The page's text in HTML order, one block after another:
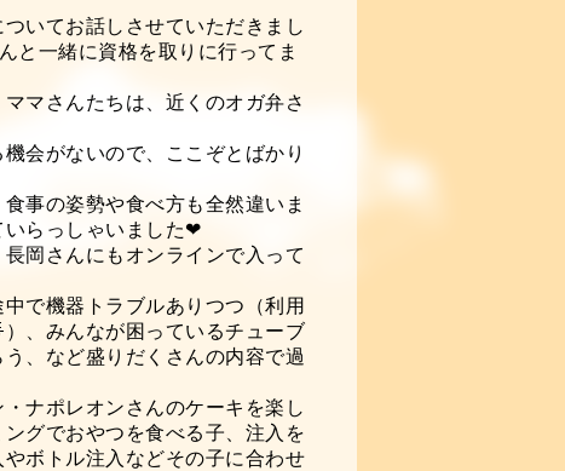
いてお話しさせていただきまし
と一緒に資格を取りに行ってま
マさんたちは、近くのオガ弁さ
会がないので、ここぞとばかり
事の姿勢や食べ方も全然違いま
いらっしゃいました❤
岡さんにもオンラインで入って
で機器トラブルありつつ（利用
、みんなが困っているチューブ
、など盛りだくさんの内容で過
ナポレオンさんのケーキを楽し
グでおやつを食べる子、注入を
ボトル注入などその子に合わせ